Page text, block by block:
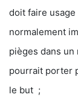
doit faire
normalement
pièges dans
pourrait porter
le but ;